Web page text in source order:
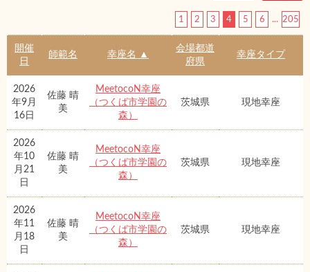
1 2 3 4 5 6 ... 205
開催
日
師範名 幸座名 ▲
会場都道
府県
幸座タイプ
2026
年9月
16日
佐藤 晴
美
MeetocoN幸座
（つくば市学園の
森）
茨城県 現地幸座
2026
年10
月21
日
佐藤 晴
美
MeetocoN幸座
（つくば市学園の
森）
茨城県 現地幸座
2026
年11
月18
日
佐藤 晴
美
MeetocoN幸座
（つくば市学園の
森）
茨城県 現地幸座